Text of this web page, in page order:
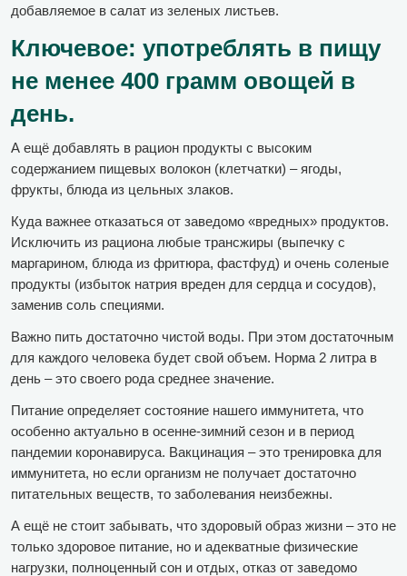
добавляемое в салат из зеленых листьев.
Ключевое: употреблять в пищу
не менее 400 грамм овощей в
день.
А ещё добавлять в рацион продукты с высоким
содержанием пищевых волокон (клетчатки) – ягоды,
фрукты, блюда из цельных злаков.
Куда важнее отказаться от заведомо «вредных» продуктов.
Исключить из рациона любые трансжиры (выпечку с
маргарином, блюда из фритюра, фастфуд) и очень соленые
продукты (избыток натрия вреден для сердца и сосудов),
заменив соль специями.
Важно пить достаточно чистой воды. При этом достаточным
для каждого человека будет свой объем. Норма 2 литра в
день – это своего рода среднее значение.
Питание определяет состояние нашего иммунитета, что
особенно актуально в осенне-зимний сезон и в период
пандемии коронавируса. Вакцинация – это тренировка для
иммунитета, но если организм не получает достаточно
питательных веществ, то заболевания неизбежны.
А ещё не стоит забывать, что здоровый образ жизни – это не
только здоровое питание, но и адекватные физические
нагрузки, полноценный сон и отдых, отказ от заведомо